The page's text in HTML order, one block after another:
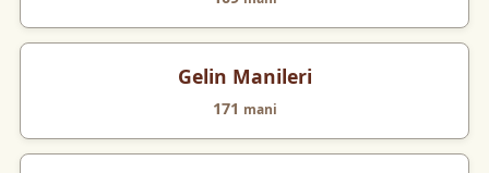
Gelin Manileri
171 mani